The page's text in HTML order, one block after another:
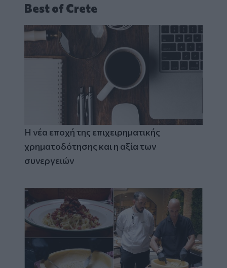
Best of Crete
Η νέα εποχή της επιχειρηματικής
χρηματοδότησης και η αξία των
συνεργειών